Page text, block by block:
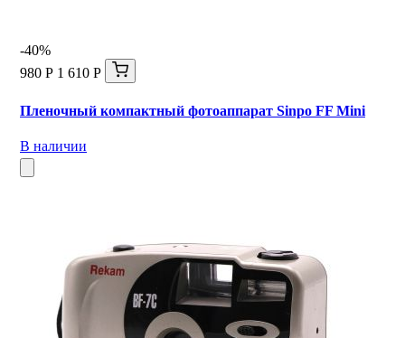
-40%
980 Р 1 610 Р
Пленочный компактный фотоаппарат Sinpo FF Mini
В наличии